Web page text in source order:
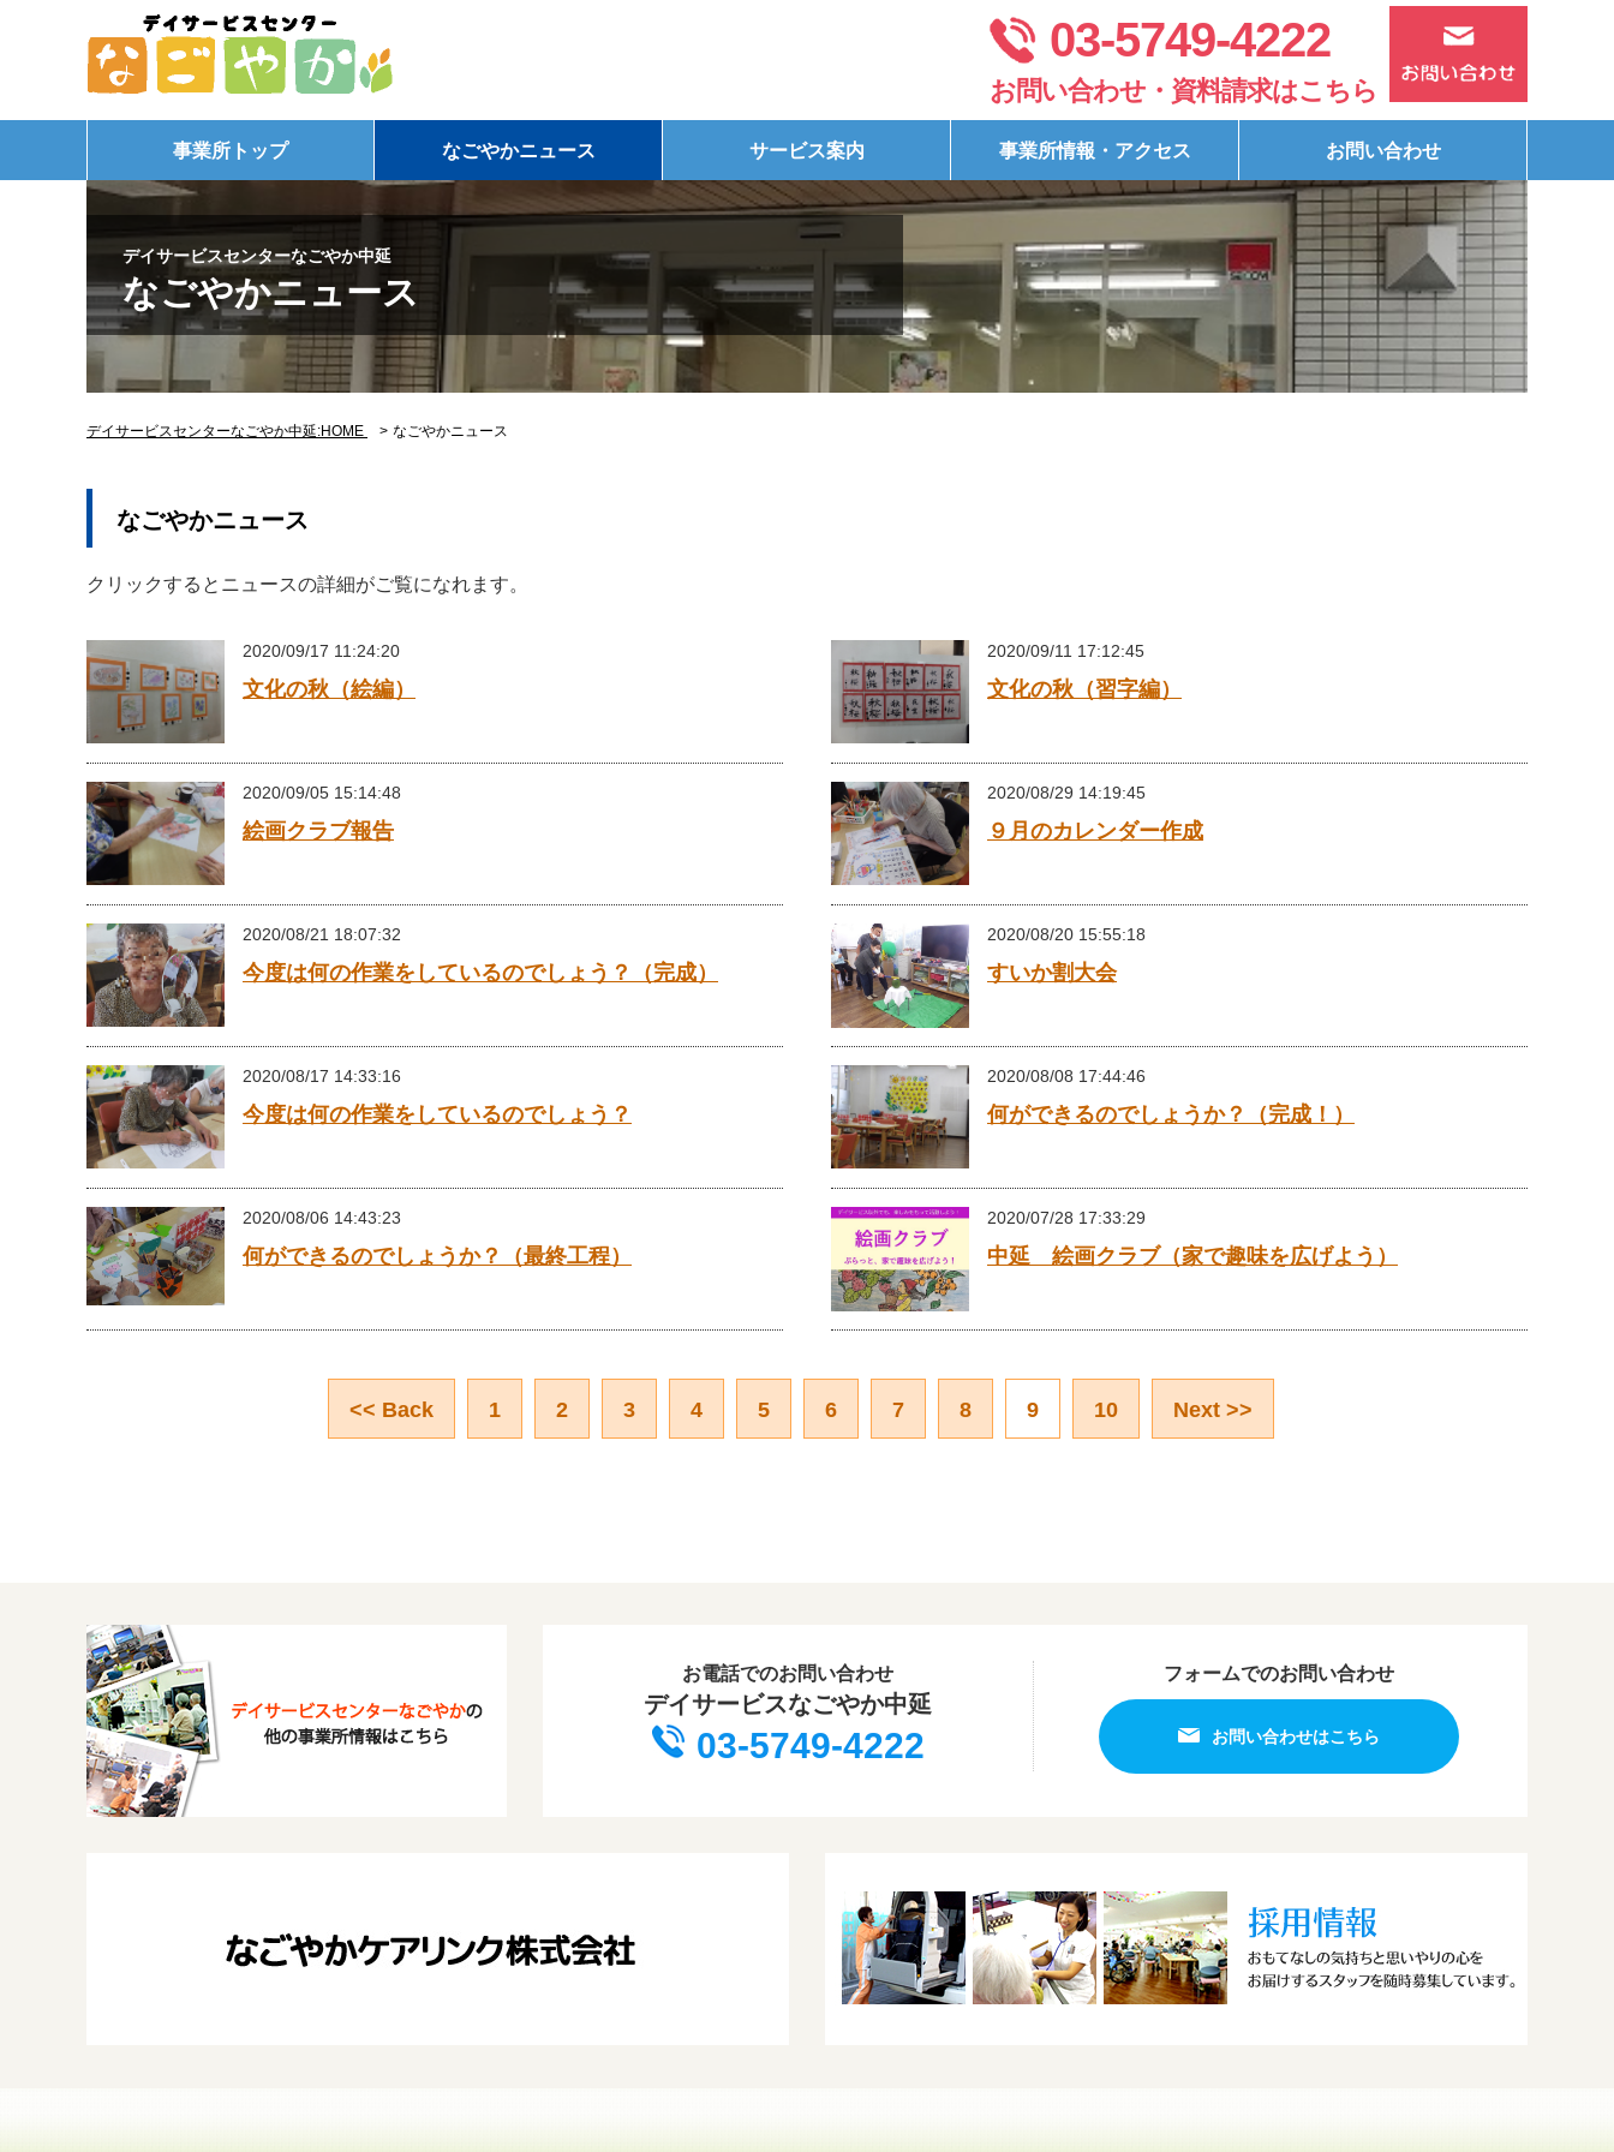
03-5749-4222
お問い合わせ・資料請求はこちら
事業所トップ なごやかニュース サービス案内 事業所情報・アクセス お問い合わせ
デイサービスセンターなごやか中延
なごやかニュース
デイサービスセンターなごやか中延:HOME > なごやかニュース
なごやかニュース
クリックするとニュースの詳細がご覧になれます。
2020/09/17 11:24:20
文化の秋（絵編）
2020/09/11 17:12:45
文化の秋（習字編）
2020/09/05 15:14:48
絵画クラブ報告
2020/08/29 14:19:45
９月のカレンダー作成
2020/08/21 18:07:32
今度は何の作業をしているのでしょう？（完成）
2020/08/20 15:55:18
すいか割大会
2020/08/17 14:33:16
今度は何の作業をしているのでしょう？
2020/08/08 17:44:46
何ができるのでしょうか？（完成！）
2020/08/06 14:43:23
何ができるのでしょうか？（最終工程）
2020/07/28 17:33:29
中延 絵画クラブ（家で趣味を広げよう）
<< Back 1 2 3 4 5 6 7 8 9 10 Next >>
お電話でのお問い合わせ
デイサービスなごやか中延
03-5749-4222
フォームでのお問い合わせ
お問い合わせはこちら